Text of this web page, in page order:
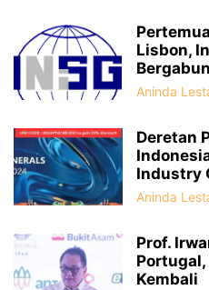
Lisbon,
Aninda
Deretan
Industry
Aninda
Prof.
Portugal,
Kembali